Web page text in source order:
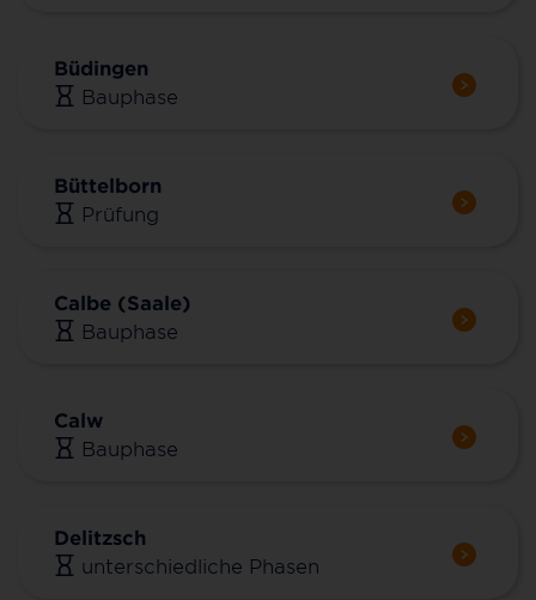
Büdingen
Bauphase
Büttelborn
Prüfung
Calbe (Saale)
Bauphase
Calw
Bauphase
Delitzsch
unterschiedliche Phasen